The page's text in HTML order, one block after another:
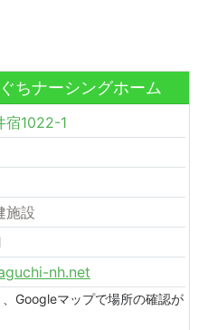
ちナーシングホーム
宿1022-1
施設
nh.net
Googleマップで場所の確認が